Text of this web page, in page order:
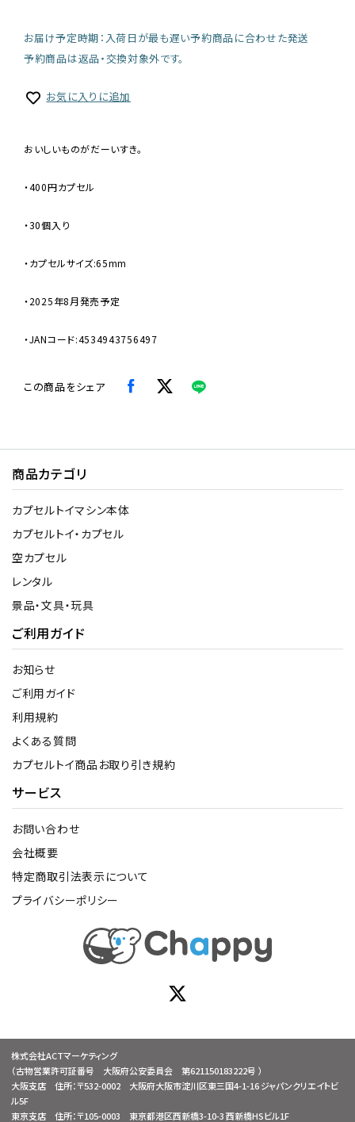
お届け予定時期：入荷日が最も遅い予約商品に合わせた発送
予約商品は返品・交換対象外です。
お気に入りに追加
おいしいものがだーいすき。
・400円カプセル
・30個入り
・カプセルサイズ:65mm
・2025年8月発売予定
・JANコード:4534943756497
この商品をシェア
商品カテゴリ
カプセルトイマシン本体
カプセルトイ・カプセル
空カプセル
レンタル
景品・文具・玩具
ご利用ガイド
お知らせ
ご利用ガイド
利用規約
よくある質問
カプセルトイ商品お取り引き規約
サービス
お問い合わせ
会社概要
特定商取引法表示について
プライバシーポリシー
株式会社ACTマーケティング
（古物営業許可証番号 大阪府公安委員会 第621150183222号 ）
大阪支店 住所：〒532-0002 大阪府大阪市淀川区東三国4-1-16 ジャパンクリエイトビ
ル5F
東京支店 住所：〒105-0003 東京都港区西新橋3-10-3 西新橋HSビル1F